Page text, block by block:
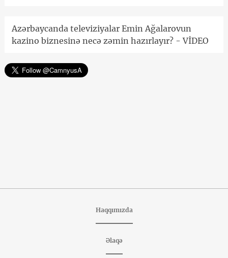
Azərbaycanda televiziyalar Emin Ağalarovun
kazino biznesinə necə zəmin hazırlayır? - VİDEO
Haqqımızda
Əlaqə